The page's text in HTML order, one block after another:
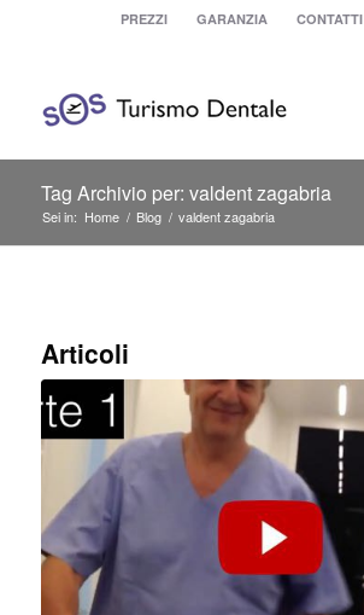
PREZZI GARANZIA CONTATTI
Tag Archivio per: valdent zagabria
Sei in: Home / Blog / valdent zagabria
Articoli